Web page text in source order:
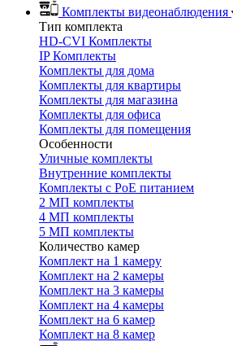
Комплекты видеонаблюдения
Тип комплекта
HD-CVI Комплекты
IP Комплекты
Комплекты для дома
Комплекты для квартиры
Комплекты для магазина
Комплекты для офиса
Комплекты для помещения
Особенности
Уличные комплекты
Внутренние комплекты
Комплекты с PoE питанием
2 МП комплекты
4 МП комплекты
5 МП комплекты
Количество камер
Комплект на 1 камеру
Комплект на 2 камеры
Комплект на 3 камеры
Комплект на 4 камеры
Комплект на 6 камер
Комплект на 8 камер